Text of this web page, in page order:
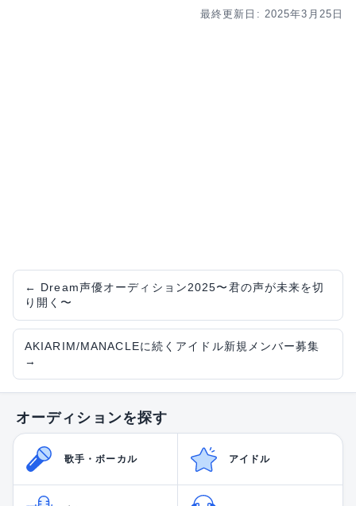
最終更新日: 2025年3月25日
← Dream声優オーディション2025〜君の声が未来を切
り開く〜
AKIARIM/MANACLEに続くアイドル新規メンバー募集
→
オーディションを探す
歌手・ボーカル アイドル